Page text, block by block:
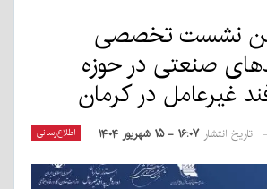
نشست تخصصی
صنعتی در حوزه
غیرعامل در کرمان
اطلاع‌رسانی تاریخ انتشار ۱۶:۰۷ - ۱۵ شهریور ۱۴۰۴